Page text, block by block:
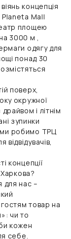
концепція
Mall
площею
3000 м ,
одягу для
понад 30
поверх,
окружної
і літнім
зупинки
робимо ТРЦ
концепції
нас –
товар на
чи то
кожен
себе.